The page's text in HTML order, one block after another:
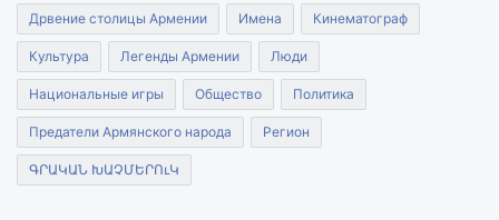
Дрвение столицы Армении Имена Кинематограф
Культура Легенды Армении Люди
Национальные игры Общество Политика
Предатели Армянского народа Регион
ԳՐԱԿԱՆ ԽԱՉՄԵՐՈւԿ